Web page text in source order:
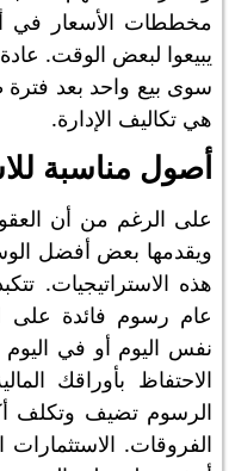
مخططات الأسعار في
يبيعوا لبعض الوقت.
سوى بيع واحد بعد فترة
هي تكاليف الإدارة.
أصول مناسبة
على الرغم من أن
ويقدمها بعض أفضل
هذه الاستراتيجيات.
عام رسوم فائدة على
نفس اليوم أو في اليوم
الاحتفاظ بأوراقك
الرسوم تضيف وتكلف
الفروقات.